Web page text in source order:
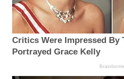
Critics Were Impressed By
Portrayed Grace Kelly